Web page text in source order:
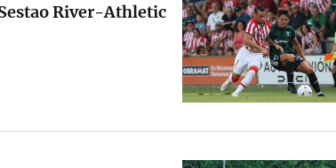
River-Athletic